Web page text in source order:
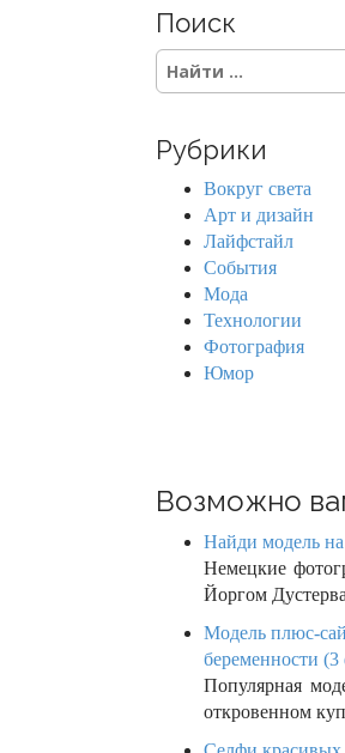
t
s
n
a
o
Поиск
S
e
c
Рубрики
Вокруг света
Арт и дизайн
Лайфстайл
События
Мода
Технологии
Фотография
Юмор
Возможно
Найди модель
Немецкие
Йоргом
Модель плюс-
беременности (3
Популярная
откровенном